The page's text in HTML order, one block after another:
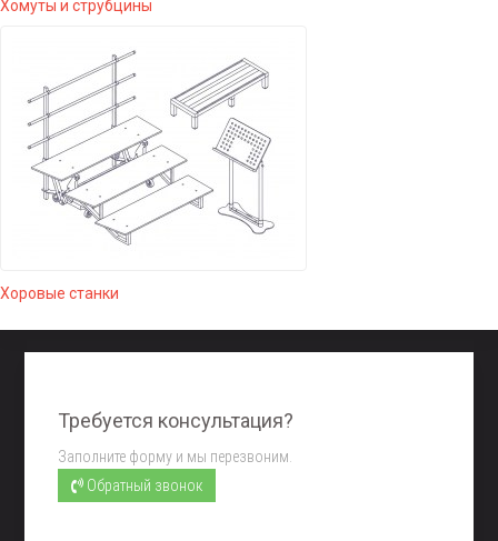
Хомуты и струбцины
Хоровые станки
Требуется консультация?
Заполните форму и мы перезвоним.
Обратный звонок